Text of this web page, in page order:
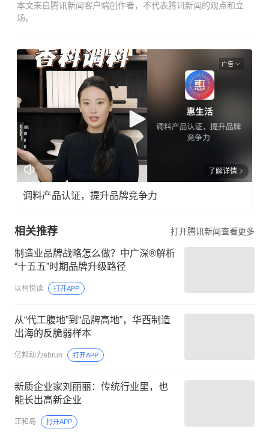
本文来自腾讯新闻客户端创作者，不代表腾讯新闻的观点和立
场。
广告
了解详情
调料产品认证，提升品牌竞争力
相关推荐 打开腾讯新闻查看更多
制造业品牌战略怎么做？中广深®解析
“十五五”时期品牌升级路径
以柯悦读 打开APP
从“代工腹地”到“品牌高地”，华西制造
出海的反脆弱样本
亿邦动力ebrun 打开APP
新质企业家刘丽丽：传统行业里，也
能长出高新企业
正和岛 打开APP